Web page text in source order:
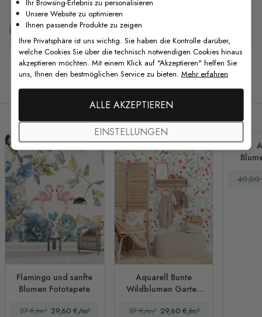
Kostenlose Anpassung
Verwandte Produkte
Flamingo und sanfte
Blumen Fototapete
37 €/m² 29,60 €/m²
Aquarell Bunte
Wildblumen Garten
37 €/m² 29,60 €/m²
40,00
Unsere Website zu optimieren
Ihnen passende Produkte zu zeigen
Ihre Privatsphäre ist uns wichtig. Sie haben die Kontrolle darüber,
welche Cookies Sie über die technisch notwendigen Cookies hinaus
akzeptieren möchten. Mit einem Klick auf "Akzeptieren" helfen Sie
uns, Ihnen den bestmöglichen Service zu bieten. Mehr erfahren
ALLE AKZEPTIEREN
EINSTELLUNGEN